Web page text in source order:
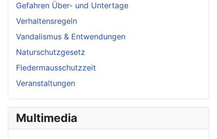
Gefahren Über- und Untertage
Verhaltensregeln
Vandalismus & Entwendungen
Naturschutzgesetz
Fledermausschutzzeit
Veranstaltungen
Multimedia